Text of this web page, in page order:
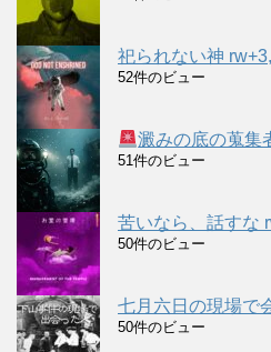
祀られない神
52件のビュー
澱みの底の蒐集
51件のビュー
苦いなら、話すな
50件のビュー
七月六日の現場で
50件のビュー